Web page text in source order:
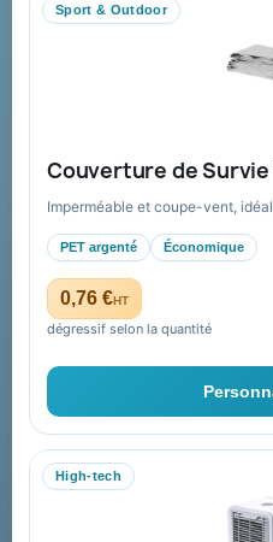
Sport & Outdoor
Couverture de
Imperméable et coupe-vent,
PET argenté Économique
0,76 €HT
dégressif selon la quantité
High-tech
FAQ sur Promenoch Goodies
Conditions de retour
Paiement sécurisé
Plan du site
Contact & devis
06 09 53 17 41
WhatsApp
equipe@promenoch-